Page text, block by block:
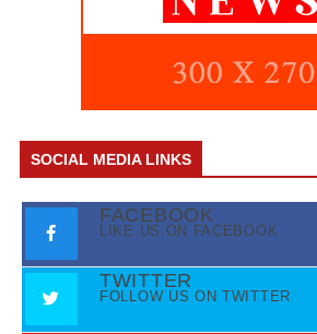
SOCIAL MEDIA LINKS
FACEBOOK
LIKE US ON FACEBOOK
TWITTER
FOLLOW US ON TWITTER